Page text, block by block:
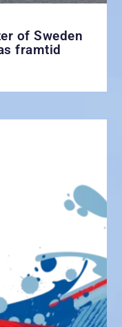
of Sweden
framtid